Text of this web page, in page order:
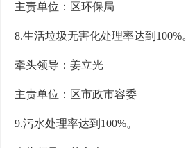
主责单位：区环保局
8.生活垃圾无害化处理率达到100%。
牵头领导：姜立光
主责单位：区市政市容委
9.污水处理率达到100%。